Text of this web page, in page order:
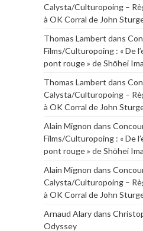
Calysta/Culturopoing –
à OK Corral de John
Thomas Lambert dans
Films/Culturopoing : « De
pont rouge » de Shōhei
Thomas Lambert dans
Calysta/Culturopoing –
à OK Corral de John
Alain Mignon dans
Films/Culturopoing : « De
pont rouge » de Shōhei
Alain Mignon dans
Calysta/Culturopoing –
à OK Corral de John
Arnaud Alarydans
Odyssey